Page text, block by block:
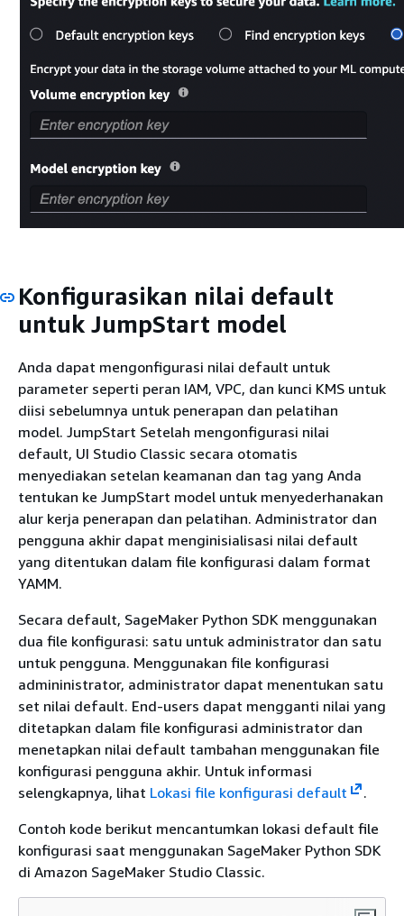
Konfigurasikan nilai default
untuk JumpStart model
Anda dapat mengonfigurasi nilai default untuk
parameter seperti peran IAM, VPC, dan kunci KMS untuk
diisi sebelumnya untuk penerapan dan pelatihan
model. JumpStart Setelah mengonfigurasi nilai
default, UI Studio Classic secara otomatis
menyediakan setelan keamanan dan tag yang Anda
tentukan ke JumpStart model untuk menyederhanakan
alur kerja penerapan dan pelatihan. Administrator dan
pengguna akhir dapat menginisialisasi nilai default
yang ditentukan dalam file konfigurasi dalam format
YAMM.
Secara default, SageMaker Python SDK menggunakan
dua file konfigurasi: satu untuk administrator dan satu
untuk pengguna. Menggunakan file konfigurasi
admininistrator, administrator dapat menentukan satu
set nilai default. End-users dapat mengganti nilai yang
ditetapkan dalam file konfigurasi administrator dan
menetapkan nilai default tambahan menggunakan file
konfigurasi pengguna akhir. Untuk informasi
selengkapnya, lihat Lokasi file konfigurasi default
.
Contoh kode berikut mencantumkan lokasi default file
konfigurasi saat menggunakan SageMaker Python SDK
di Amazon SageMaker Studio Classic.